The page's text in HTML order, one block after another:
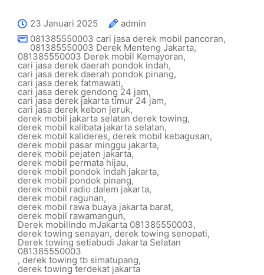
23 Januari 2025
admin
081385550003 cari jasa derek mobil pancoran,
081385550003 Derek Menteng Jakarta,
081385550003 Derek mobil Kemayoran,
cari jasa derek daerah pondok indah,
cari jasa derek daerah pondok pinang,
cari jasa derek fatmawati,
cari jasa derek gendong 24 jam,
cari jasa derek jakarta timur 24 jam,
cari jasa derek kebon jeruk,
derek mobil jakarta selatan derek towing,
derek mobil kalibata jakarta selatan,
derek mobil kalideres, derek mobil kebagusan,
derek mobil pasar minggu jakarta,
derek mobil pejaten jakarta,
derek mobil permata hijau,
derek mobil pondok indah jakarta,
derek mobil pondok pinang,
derek mobil radio dalem jakarta,
derek mobil ragunan,
derek mobil rawa buaya jakarta barat,
derek mobil rawamangun,
Derek mobilindo mJakarta 081385550003,
derek towing senayan, derek towing senopati,
Derek towing setiabudi Jakarta Selatan
081385550003
, derek towing tb simatupang,
derek towing terdekat jakarta